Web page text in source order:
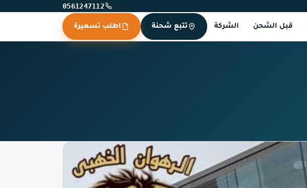
0561247112
قبل الشحن الشركة تتبع شحنة اطلب تسعيرة